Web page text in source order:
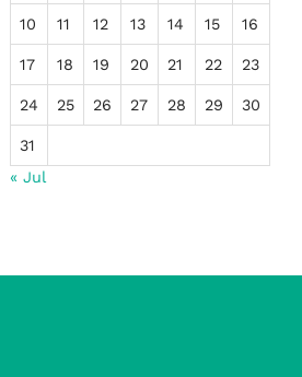
10 11 12 13 14 15 16
17 18 19 20 21 22 23
24 25 26 27 28 29 30
31
« Jul